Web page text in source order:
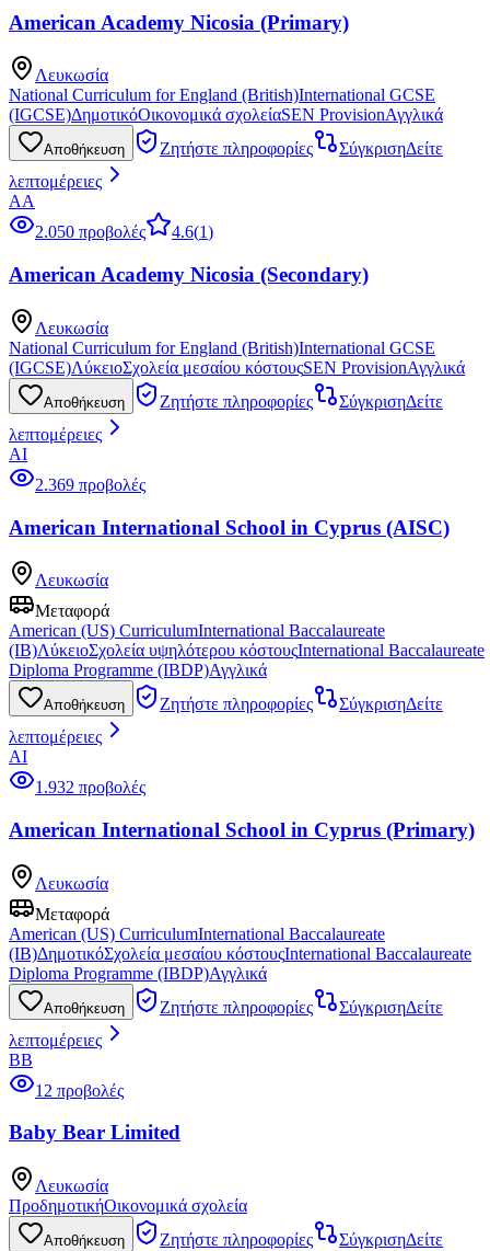
American Academy Nicosia (Primary)
Λευκωσία
National Curriculum for England (British)International GCSE
(IGCSE)ΔημοτικόΟικονομικά σχολείαSEN ProvisionΑγγλικά
Αποθήκευση Ζητήστε πληροφορίες ΣύγκρισηΔείτε
λεπτομέρειες
AA
2.050 προβολές
4.6(1)
American Academy Nicosia (Secondary)
Λευκωσία
National Curriculum for England (British)International GCSE
(IGCSE)ΛύκειοΣχολεία μεσαίου κόστουςSEN ProvisionΑγγλικά
Αποθήκευση Ζητήστε πληροφορίες ΣύγκρισηΔείτε
λεπτομέρειες
AI
2.369 προβολές
American International School in Cyprus (AISC)
Λευκωσία
Μεταφορά
American (US) CurriculumInternational Baccalaureate
(IB)ΛύκειοΣχολεία υψηλότερου κόστουςInternational Baccalaureate
Diploma Programme (IBDP)Αγγλικά
Αποθήκευση Ζητήστε πληροφορίες ΣύγκρισηΔείτε
λεπτομέρειες
AI
1.932 προβολές
American International School in Cyprus (Primary)
Λευκωσία
Μεταφορά
American (US) CurriculumInternational Baccalaureate
(IB)ΔημοτικόΣχολεία μεσαίου κόστουςInternational Baccalaureate
Diploma Programme (IBDP)Αγγλικά
Αποθήκευση Ζητήστε πληροφορίες ΣύγκρισηΔείτε
λεπτομέρειες
BB
12 προβολές
Baby Bear Limited
Λευκωσία
ΠροδημοτικήΟικονομικά σχολεία
Αποθήκευση Ζητήστε πληροφορίες ΣύγκρισηΔείτε